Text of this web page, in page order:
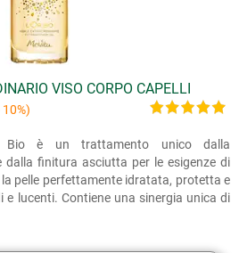
VISO CORPO CAPELLI
Bio è un trattamento unico dalla
dalla finitura asciutta per le esigenze di
pelle perfettamente idratata, protetta e
e lucenti. Contiene una sinergia unica di